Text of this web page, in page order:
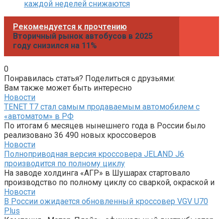
каждой неделей снижаются
Рекомендуется к прочтению
Вторичный рынок автобусов в 2025
году снизился на 11%
0
Понравилась статья? Поделиться с друзьями:
Вам также может быть интересно
Новости
TENET T7 стал самым продаваемым автомобилем с
«автоматом» в РФ
По итогам 6 месяцев нынешнего года в России было
реализовано 36 490 новых кроссоверов
Новости
Полноприводная версия кроссовера JELAND J6
производится по полному циклу
На заводе холдинга «АГР» в Шушарах стартовало
производство по полному циклу со сваркой, окраской и
Новости
В России ожидается обновленный кроссовер VGV U70
Plus